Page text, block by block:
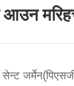
आउन